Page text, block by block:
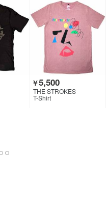
￥5,500
THE STROKES
T-Shirt